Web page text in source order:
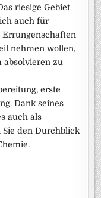
riesige Gebiet
auch für
Errungenschaften
nehmen wollen,
absolvieren zu
erste
Dank seines
auch als
Sie den Durchblick